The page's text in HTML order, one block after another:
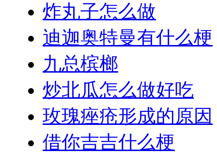
炸丸子怎么做
迪迦奥特曼有什么梗
九总槟榔
炒北瓜怎么做好吃
玫瑰痤疮形成的原因
借你吉吉什么梗